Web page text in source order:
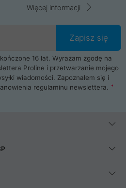
Więcej informacji
Zapisz się
16 lat. Wyrażam zgodę na
Proline i przetwarzanie mojego
wiadomości. Zapoznałem się i
regulaminu newslettera.